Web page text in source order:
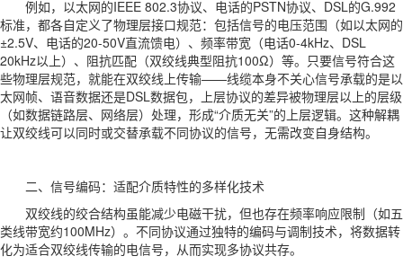
例如，以太网的IEEE 802.3协议、电话的PSTN协议、DSL的G.992
标准，都各自定义了物理层接口规范：包括信号的电压范围（如以太网的
±2.5V、电话的20-50V直流馈电）、频率带宽（电话0-4kHz、DSL
20kHz以上）、阻抗匹配（双绞线典型阻抗100Ω）等。只要信号符合这
些物理层规范，就能在双绞线上传输——线缆本身不关心信号承载的是以
太网帧、语音数据还是DSL数据包，上层协议的差异被物理层以上的层级
（如数据链路层、网络层）处理，形成“介质无关”的上层逻辑。这种解耦
让双绞线可以同时或交替承载不同协议的信号，无需改变自身结构。
二、信号编码：适配介质特性的多样化技术
双绞线的绞合结构虽能减少电磁干扰，但也存在频率响应限制（如五
类线带宽约100MHz）。不同协议通过独特的编码与调制技术，将数据转
化为适合双绞线传输的电信号，从而实现多协议共存。